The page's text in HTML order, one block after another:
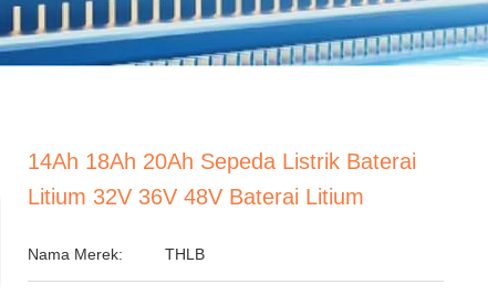
14Ah 18Ah 20Ah Sepeda Listrik Baterai
Litium 32V 36V 48V Baterai Litium
Nama Merek: THLB